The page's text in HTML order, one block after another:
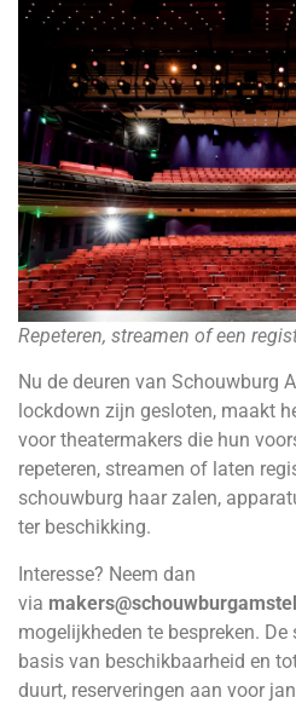
Repeteren, streamen of een
Nu de deuren van Schouwburg
lockdown zijn gesloten, maakt
voor theatermakers die hun
repeteren, streamen of laten
schouwburg haar zalen,
ter beschikking.
Interesse? Neem dan
via
mogelijkheden te bespreken.
basis van beschikbaarheid en
duurt, reserveringen aan voor